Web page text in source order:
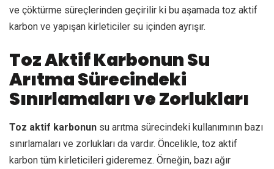
ve çöktürme süreçlerinden geçirilir ki bu aşamada toz aktif
karbon ve yapışan kirleticiler su içinden ayrışır.
Toz Aktif Karbonun Su
Arıtma Sürecindeki
Sınırlamaları ve Zorlukları
Toz aktif karbonun su arıtma sürecindeki kullanımının bazı
sınırlamaları ve zorlukları da vardır. Öncelikle, toz aktif
karbon tüm kirleticileri gideremez. Örneğin, bazı ağır